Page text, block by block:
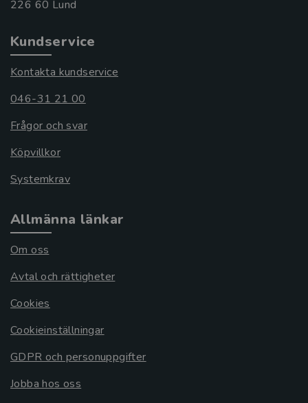
Kundservice
Kontakta kundservice
046-31 21 00
Frågor och svar
Köpvillkor
Systemkrav
Allmänna länkar
Om oss
Avtal och rättigheter
Cookies
Cookieinställningar
GDPR och personuppgifter
Jobba hos oss